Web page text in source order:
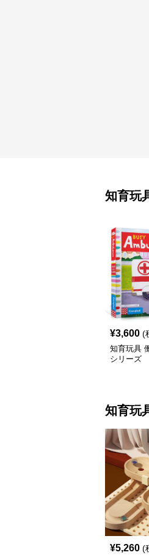
知育玩
¥3,600 (
知育玩具
シリーズ
知育玩
¥5,260 (